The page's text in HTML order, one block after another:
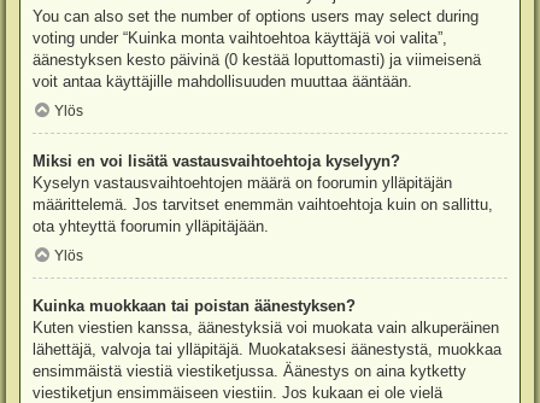
You can also set the number of options users may select during
voting under “Kuinka monta vaihtoehtoa käyttäjä voi valita”,
äänestyksen kesto päivinä (0 kestää loputtomasti) ja viimeisenä
voit antaa käyttäjille mahdollisuuden muuttaa ääntään.
Ylös
Miksi en voi lisätä vastausvaihtoehtoja kyselyyn?
Kyselyn vastausvaihtoehtojen määrä on foorumin ylläpitäjän
määrittelemä. Jos tarvitset enemmän vaihtoehtoja kuin on sallittu,
ota yhteyttä foorumin ylläpitäjään.
Ylös
Kuinka muokkaan tai poistan äänestyksen?
Kuten viestien kanssa, äänestyksiä voi muokata vain alkuperäinen
lähettäjä, valvoja tai ylläpitäjä. Muokataksesi äänestystä, muokkaa
ensimmäistä viestiä viestiketjussa. Äänestys on aina kytketty
viestiketjun ensimmäiseen viestiin. Jos kukaan ei ole vielä